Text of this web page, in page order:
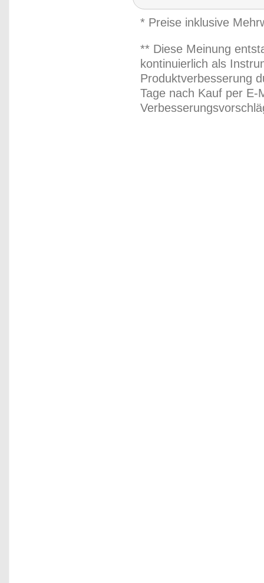
* Preise inklusive
** Diese Meinung
kontinuierlich als
Produktverbesserung
Tage nach Kauf per E-